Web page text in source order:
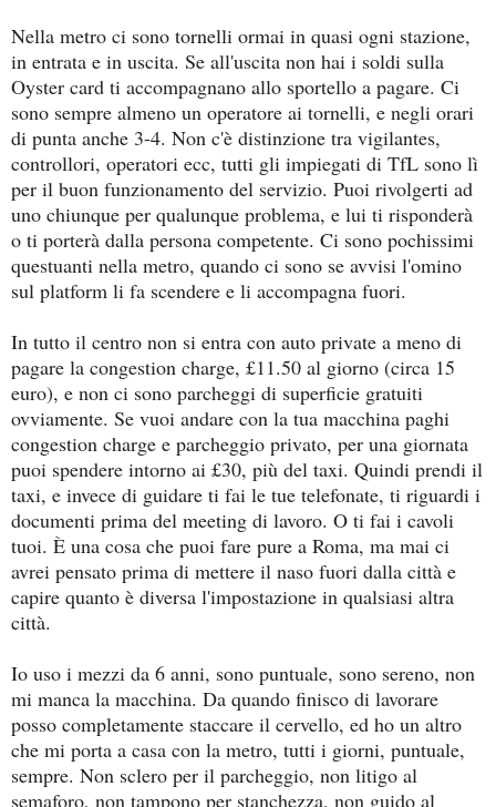
Nella metro ci sono tornelli ormai in quasi ogni stazione,
in entrata e in uscita. Se all'uscita non hai i soldi sulla
Oyster card ti accompagnano allo sportello a pagare. Ci
sono sempre almeno un operatore ai tornelli, e negli orari
di punta anche 3-4. Non c'è distinzione tra vigilantes,
controllori, operatori ecc, tutti gli impiegati di TfL sono lì
per il buon funzionamento del servizio. Puoi rivolgerti ad
uno chiunque per qualunque problema, e lui ti risponderà
o ti porterà dalla persona competente. Ci sono pochissimi
questuanti nella metro, quando ci sono se avvisi l'omino
sul platform li fa scendere e li accompagna fuori.
In tutto il centro non si entra con auto private a meno di
pagare la congestion charge, £11.50 al giorno (circa 15
euro), e non ci sono parcheggi di superficie gratuiti
ovviamente. Se vuoi andare con la tua macchina paghi
congestion charge e parcheggio privato, per una giornata
puoi spendere intorno ai £30, più del taxi. Quindi prendi il
taxi, e invece di guidare ti fai le tue telefonate, ti riguardi i
documenti prima del meeting di lavoro. O ti fai i cavoli
tuoi. È una cosa che puoi fare pure a Roma, ma mai ci
avrei pensato prima di mettere il naso fuori dalla città e
capire quanto è diversa l'impostazione in qualsiasi altra
città.
Io uso i mezzi da 6 anni, sono puntuale, sono sereno, non
mi manca la macchina. Da quando finisco di lavorare
posso completamente staccare il cervello, ed ho un altro
che mi porta a casa con la metro, tutti i giorni, puntuale,
sempre. Non sclero per il parcheggio, non litigo al
semaforo, non tampono per stanchezza, non guido al